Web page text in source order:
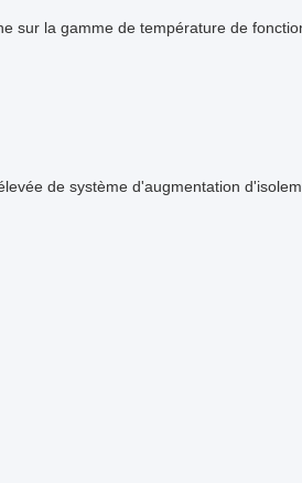
sur la gamme de température de
de système d'augmentation